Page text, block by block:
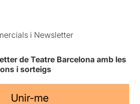
i Newsletter
de Teatre Barcelona amb les
i sorteigs
Unir-me